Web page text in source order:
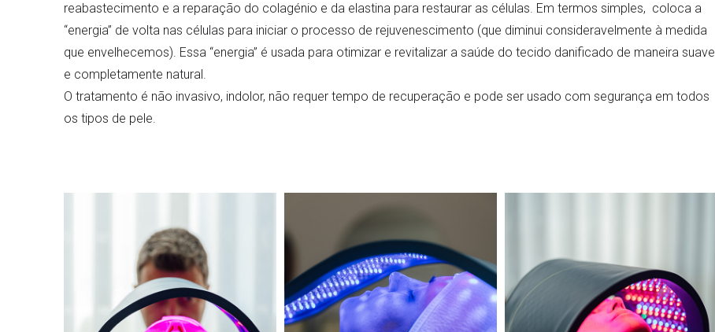
reabastecimento e a reparação do colagénio e da elastina para restaurar as células. Em termos simples, coloca a
“energia” de volta nas células para iniciar o processo de rejuvenescimento (que diminui consideravelmente à medida
que envelhecemos). Essa “energia” é usada para otimizar e revitalizar a saúde do tecido danificado de maneira suave
e completamente natural.
O tratamento é não invasivo, indolor, não requer tempo de recuperação e pode ser usado com segurança em todos
os tipos de pele.